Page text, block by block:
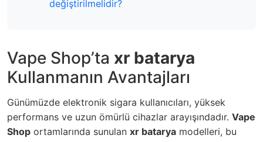
değiştirilmelidir?
Vape Shop’ta xr batarya
Kullanmanın Avantajları
Günümüzde elektronik sigara kullanıcıları, yüksek
performans ve uzun ömürlü cihazlar arayışındadır. Vape
Shop ortamlarında sunulan xr batarya modelleri, bu